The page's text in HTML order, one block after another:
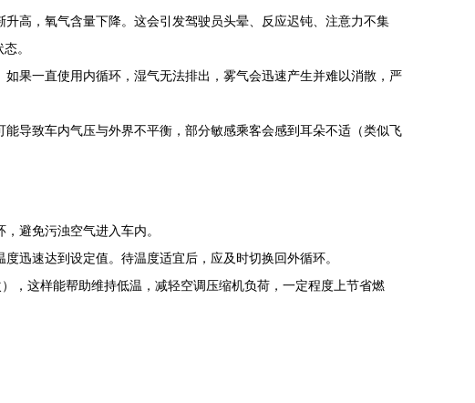
高，氧气含量下降。这会引发驾驶员头晕、反应迟钝、注意力不集
。
果一直使用内循环，湿气无法排出，雾气会迅速产生并难以消散，严
导致车内气压与外界不平衡，部分敏感乘客会感到耳朵不适（类似飞
避免污浊空气进入车内。
迅速达到设定值。待温度适宜后，应及时切换回外循环。
，这样能帮助维持低温，减轻空调压缩机负荷，一定程度上节省燃